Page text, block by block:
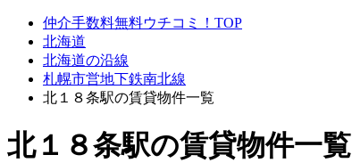
仲介手数料無料ウチコミ！TOP
北海道
北海道の沿線
札幌市営地下鉄南北線
北１８条駅の賃貸物件一覧
北１８条駅の賃貸物件一覧